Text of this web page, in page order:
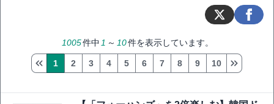
1005件中 1 ～ 10件を表示しています。
1 2 3 4 5 6 7 8 9 10